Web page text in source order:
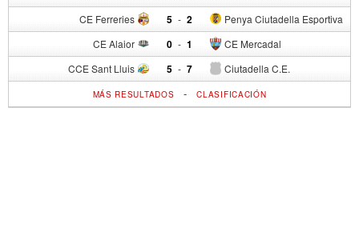
CE Ferreries 5 - Penya Ciutadella Esportiva
2
CE Alaior 0 - CE Mercadal
1
CCE Sant Lluis 5 - Ciutadella C.E.
7
MÁS RESULTADOS -CLASIFICACIÓN